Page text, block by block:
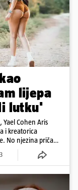
lijepa
lutku'
Cohen Aris
i kreatorica
No njezina priča
izazovima